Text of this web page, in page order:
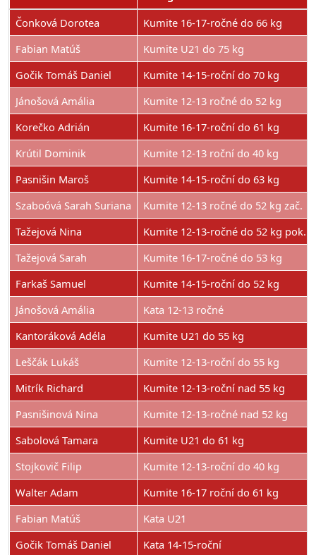
Čonková Dorotea
Kumite 16-17-ročné do 66 kg
Fabian Matúš
Kumite U21 do 75 kg
Gočik Tomáš Daniel
Kumite 14-15-roční do 70 kg
Jánošová Amália
Kumite 12-13 ročné do 52 kg
Korečko Adrián
Kumite 16-17-roční do 61 kg
Krútil Dominik
Kumite 12-13 roční do 40 kg
Pasnišin Maroš
Kumite 14-15-roční do 63 kg
Szaboóvá Sarah Suriana
Kumite 12-13 ročné do 52 kg zač.
Tažejová Nina
Kumite 12-13-ročné do 52 kg pok.
Tažejová Sarah
Kumite 16-17-ročné do 53 kg
Farkaš Samuel
Kumite 14-15-roční do 52 kg
Jánošová Amália
Kata 12-13 ročné
Kantoráková Adéla
Kumite U21 do 55 kg
Leščák Lukáš
Kumite 12-13-roční do 55 kg
Mitrík Richard
Kumite 12-13-roční nad 55 kg
Pasnišinová Nina
Kumite 12-13-ročné nad 52 kg
Sabolová Tamara
Kumite U21 do 61 kg
Stojkovič Filip
Kumite 12-13-roční do 40 kg
Walter Adam
Kumite 16-17 roční do 61 kg
Fabian Matúš
Kata U21
Gočik Tomáš Daniel
Kata 14-15-roční